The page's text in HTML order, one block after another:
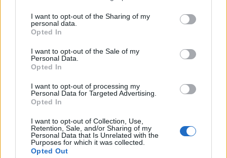
I want to opt-out of the Sharing of my
personal data.
Opted In
I want to opt-out of the Sale of my
Personal Data.
Opted In
I want to opt-out of processing my
Personal Data for Targeted Advertising.
Opted In
I want to opt-out of Collection, Use,
Retention, Sale, and/or Sharing of my
Personal Data that Is Unrelated with the
Purposes for which it was collected.
Opted Out
ντουλαγλουτίδη.
Αντίθετα, η τιρζεπατίδη και η εξενατίδη
δεν έδειξαν την ίδια στατιστική σημασία
στη συγκεκριμένη ανάλυση. Αυτό
υπογραμμίζει ότιδεν πρέπει να
αντιμετωπίζονται όλα τα φάρμακα της
ίδιας κατηγορίας ως απολύτως
ισοδύναμα.